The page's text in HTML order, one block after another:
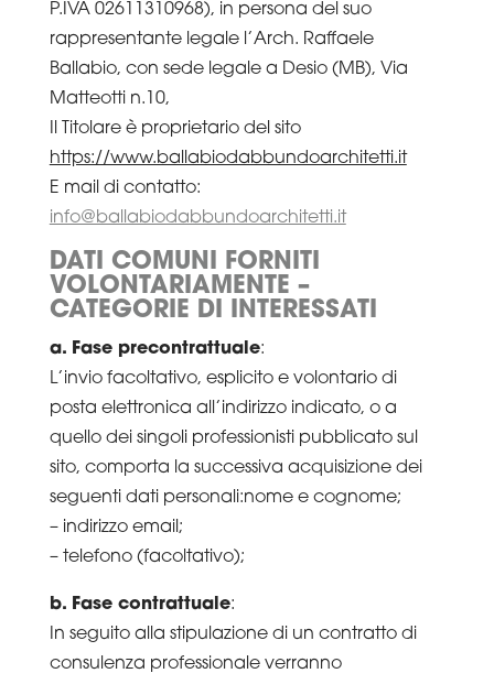
P.IVA 02611310968), in persona del suo
rappresentante legale l’Arch. Raffaele
Ballabio, con sede legale a Desio (MB), Via
Matteotti n.10,
Il Titolare è proprietario del sito
https://www.ballabiodabbundoarchitetti.it
E mail di contatto:
info@ballabiodabbundoarchitetti.it
DATI COMUNI FORNITI
VOLONTARIAMENTE –
CATEGORIE DI INTERESSATI
a. Fase precontrattuale:
L’invio facoltativo, esplicito e volontario di
posta elettronica all’indirizzo indicato, o a
quello dei singoli professionisti pubblicato sul
sito, comporta la successiva acquisizione dei
seguenti dati personali:nome e cognome;
– indirizzo email;
– telefono (facoltativo);
b. Fase contrattuale:
In seguito alla stipulazione di un contratto di
consulenza professionale verranno